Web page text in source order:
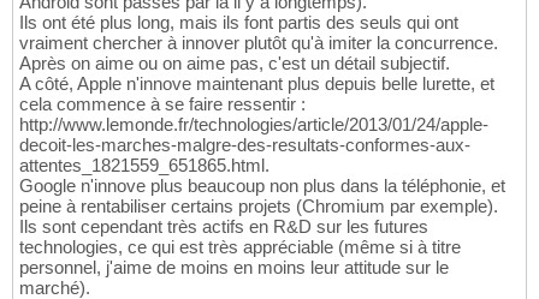
Ils ont été plus long, mais ils font partis des seuls qui ont
vraiment chercher à innover plutôt qu'à imiter la concurrence.
Après on aime ou on aime pas, c'est un détail subjectif.
A côté, Apple n'innove maintenant plus depuis belle lurette, et
cela commence à se faire ressentir :
http://www.lemonde.fr/technologies/article/2013/01/24/apple-
decoit-les-marches-malgre-des-resultats-conformes-aux-
attentes_1821559_651865.html.
Google n'innove plus beaucoup non plus dans la téléphonie, et
peine à rentabiliser certains projets (Chromium par exemple).
Ils sont cependant très actifs en R&D sur les futures
technologies, ce qui est très appréciable (même si à titre
personnel, j'aime de moins en moins leur attitude sur le
marché).